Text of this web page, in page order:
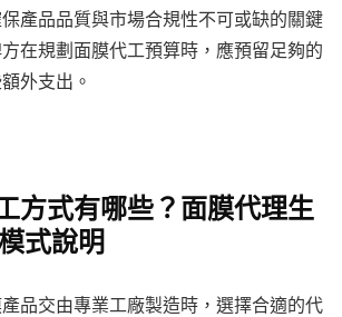
產品品質與市場合規性不可或缺的關鍵
在規劃面膜代工預算時，應預留足夠的
外支出。
方式有哪些？面膜代理生
式說明
品交由專業工廠製造時，選擇合適的代